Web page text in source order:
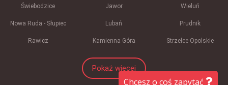
Świebodzice Jawor Wieluń
Nowa Ruda - Słupiec Lubań Prudnik
Rawicz Kamienna Góra Strzelce Opolskie
Pokaż więcej
Chcesz o coś zapytać